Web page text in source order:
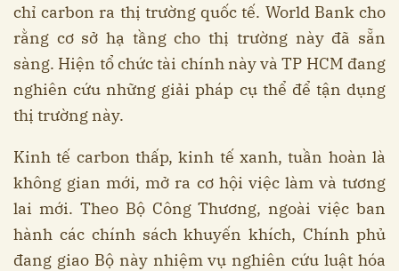
chỉ carbon ra thị trường quốc tế. World Bank cho
rằng cơ sở hạ tầng cho thị trường này đã sẵn
sàng. Hiện tổ chức tài chính này và TP HCM đang
nghiên cứu những giải pháp cụ thể để tận dụng
thị trường này.
Kinh tế carbon thấp, kinh tế xanh, tuần hoàn là
không gian mới, mở ra cơ hội việc làm và tương
lai mới. Theo Bộ Công Thương, ngoài việc ban
hành các chính sách khuyến khích, Chính phủ
đang giao Bộ này nhiệm vụ nghiên cứu luật hóa